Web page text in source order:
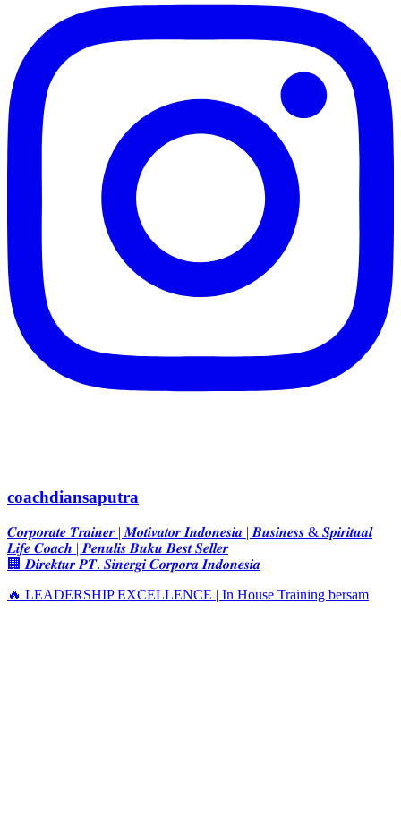
coachdiansaputra
𝑪𝒐𝒓𝒑𝒐𝒓𝒂𝒕𝒆 𝑻𝒓𝒂𝒊𝒏𝒆𝒓 | 𝑴𝒐𝒕𝒊𝒗𝒂𝒕𝒐𝒓 𝑰𝒏𝒅𝒐𝒏𝒆𝒔𝒊𝒂 | 𝑩𝒖𝒔𝒊𝒏𝒆𝒔𝒔 & 𝑺𝒑𝒊𝒓𝒊𝒕𝒖𝒂𝒍
𝑳𝒊𝒇𝒆 𝑪𝒐𝒂𝒄𝒉 | 𝑷𝒆𝒏𝒖𝒍𝒊𝒔 𝑩𝒖𝒌𝒖 𝑩𝒆𝒔𝒕 𝑺𝒆𝒍𝒍𝒆𝒓
🏢 𝑫𝒊𝒓𝒆𝒌𝒕𝒖𝒓 𝑷𝑻. 𝑺𝒊𝒏𝒆𝒓𝒈𝒊 𝑪𝒐𝒓𝒑𝒐𝒓𝒂 𝑰𝒏𝒅𝒐𝒏𝒆𝒔𝒊𝒂
🔥 LEADERSHIP EXCELLENCE | In House Training bersam